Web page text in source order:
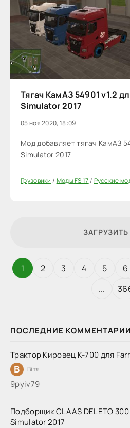
ПОСЛЕДНИЕ КОММЕНТАРИИ
Трактор Кировец К-700 для
В Вітя
9руіv79
Подборщик CLAAS DELETO
Simulator 2017
Тягач КамАЗ 54901 v1.2
Simulator 2017
05 ноя 2020, 18:09
Мод добавляет тягач КамАЗ
Simulator 2017
Грузовики / Моды FS 17/ Русские
1 2 3 4 5 6
...